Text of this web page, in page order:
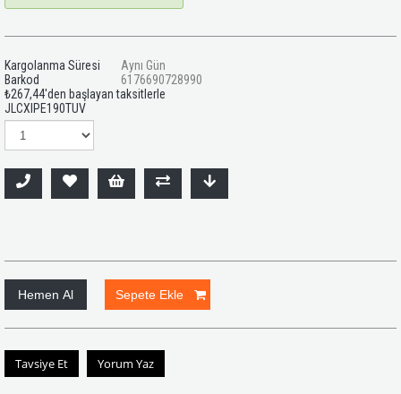
Kargolanma Süresi
Aynı Gün
Barkod
6176690728990
₺267,44'den başlayan taksitlerle
JLCXIPE190TUV
Tavsiye Et Yorum Yaz